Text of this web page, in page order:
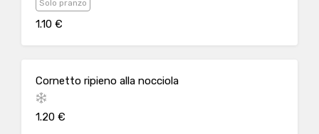
Solo pranzo
1.10 €
Cornetto ripieno alla nocciola
1.20 €